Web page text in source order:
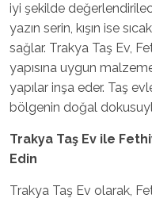
iyi şekilde
yazın serin, kışın ise
sağlar. Trakya Taş Ev,
yapısına uygun
yapılar inşa eder. Taş
bölgenin doğal
Trakya Taş Ev ile
Edin
Trakya Taş Ev olarak,